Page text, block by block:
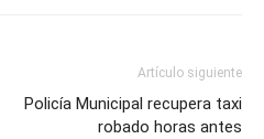
Artículo siguiente
Policía Municipal recupera taxi
robado horas antes